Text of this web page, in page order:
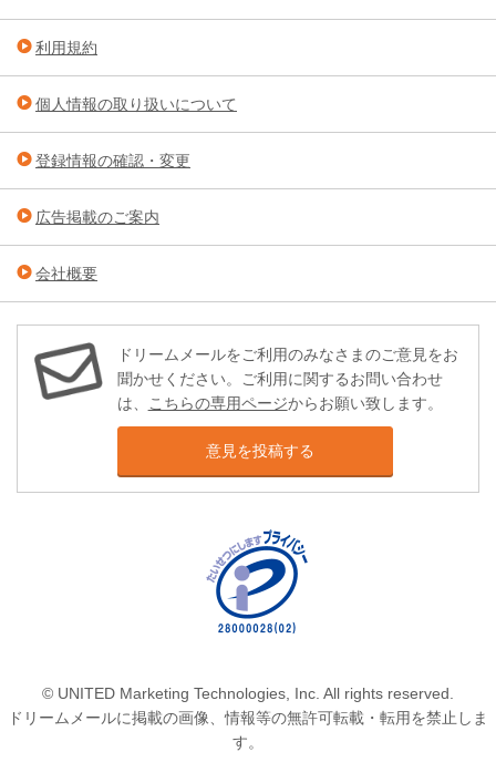
利用規約
個人情報の取り扱いについて
登録情報の確認・変更
広告掲載のご案内
会社概要
ドリームメールをご利用のみなさまのご意見をお
聞かせください。ご利用に関するお問い合わせ
は、 こちらの専用ページからお願い致します。
意見を投稿する
© UNITED Marketing Technologies, Inc. All rights reserved.
ドリームメールに掲載の画像、情報等の無許可転載・転用を禁止しま
す。